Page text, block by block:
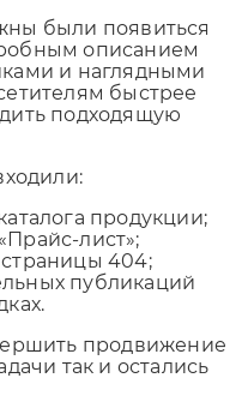
были появиться
описанием
и наглядными
быстрее
подходящую
продукции;
лист»;
404;
публикаций
продвижение
так и остались